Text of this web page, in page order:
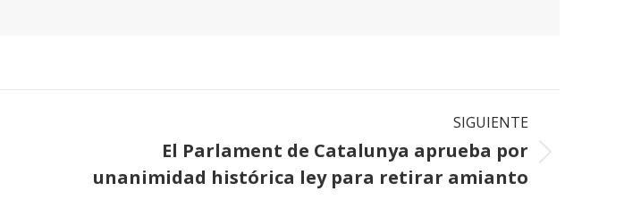
SIGUIENTE
siguiente:
El Parlament de Catalunya aprueba por
unanimidad histórica ley para retirar amianto